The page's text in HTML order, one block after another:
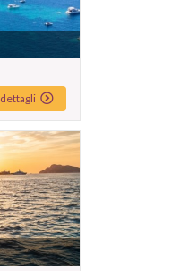
dettagli